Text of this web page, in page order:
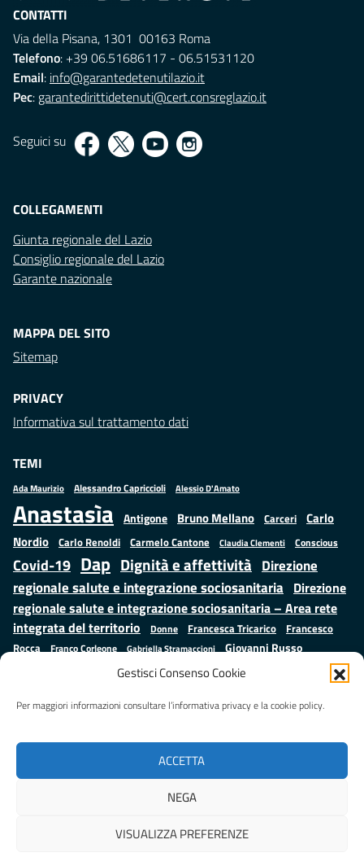
Gestisci Consenso Cookie
Per maggiori informazioni consultare l’informativa privacy e la cookie policy.
ACCETTA
NEGA
VISUALIZZA PREFERENZE
CONTATTI
Via della Pisana, 1301 00163 Roma
Telefono: +39 06.51686117 - 06.51531120
Email: info@garantedetenutilazio.it
Pec: garantedirittidetenuti@cert.consreglazio.it
Seguici su
COLLEGAMENTI
Giunta regionale del Lazio
Consiglio regionale del Lazio
Garante nazionale
MAPPA DEL SITO
Sitemap
PRIVACY
Informativa sul trattamento dati
TEMI
Ada Maurizio Alessandro Capriccioli Alessio D'Amato
Anastasìa Antigone Bruno Mellano Carceri
Carlo
Nordio Carlo Renoldi Carmelo Cantone Claudia Clementi Conscious
Covid-19 Dap Dignità e affettività Direzione
regionale salute e integrazione sociosanitaria Direzione
regionale salute e integrazione sociosanitaria – Area rete
integrata del territorio
Donne Francesca Tricarico
Francesco
Rocca
Franco Corleone Gabriella Stramaccioni Giovanni Russo
Giuseppe Emanuele Cangemi Istruzione e cultura
Mauro
Palma ministero della Giustizia Minori Misure
Regione Lazio
Salute Samuele Ciambriello
Sarah Grieco Situazione in numeri
Valentina Calderone